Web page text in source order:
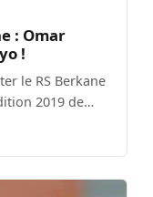
: Omar
!
le RS Berkane
2019 de…